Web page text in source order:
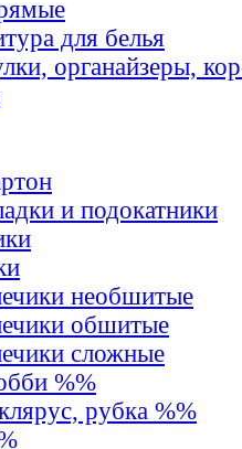
для белья
органайзеры,
и подокатники
необшитые
обшитые
сложные
%%
рубка %%